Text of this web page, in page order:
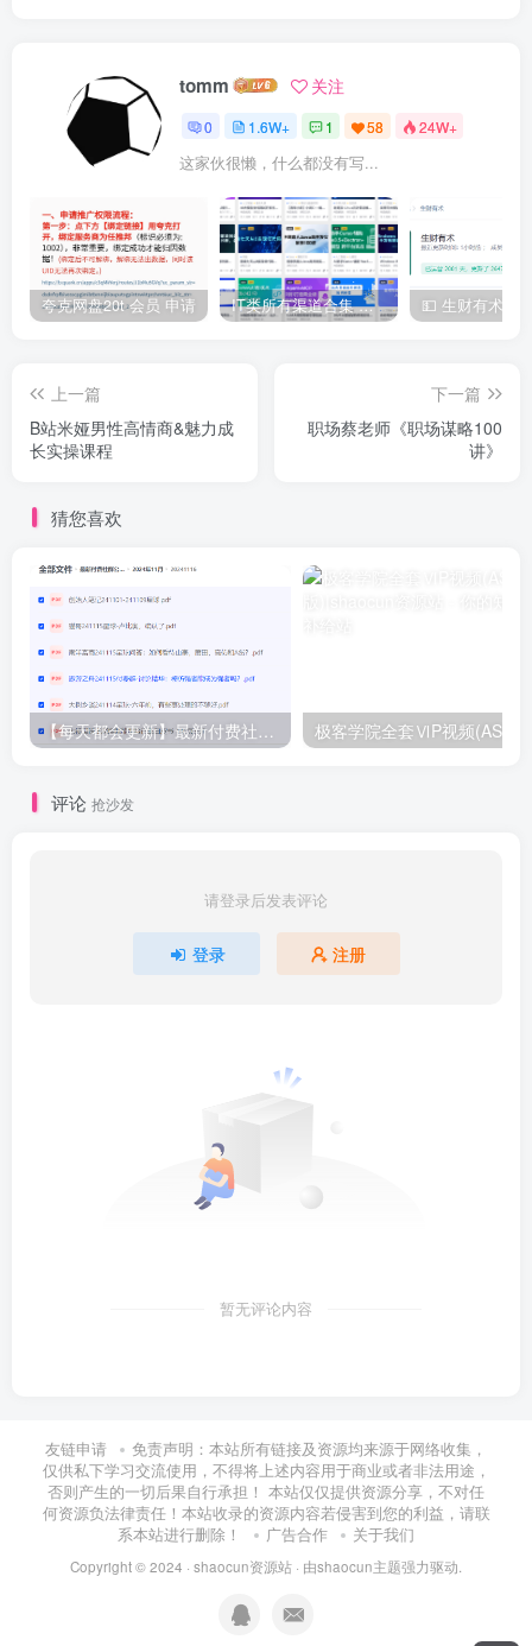
tomm 关注
0 1.6W+ 1 58 24W+
这家伙很懒，什么都没有写...
夸克网盘20t 会员 申请 IT类所有渠道合集 持续日更，目前近四千多条资源 年费用户微信私信获取权限
上一篇
B站米娅男性高情商&魅力成
长实操课程
下一篇
职场蔡老师《职场谋略100
讲》
猜您喜欢
【每天都会更新】最新付费社群公众号文章 极客学院全套ⅥP视频(AS版)
评论 抢沙发
请登录后发表评论
登录 注册
暂无评论内容
友链申请
免责声明：本站所有链接及资源均来源于网络收集，
仅供私下学习交流使用，不得将上述内容用于商业或者非法用途，
否则产生的一切后果自行承担！ 本站仅仅提供资源分享，不对任
何资源负法律责任！本站收录的资源内容若侵害到您的利益，请联
系本站进行删除！
广告合作 关于我们
Copyright © 2024 · shaocun资源站 · 由shaocun主题强力驱动.